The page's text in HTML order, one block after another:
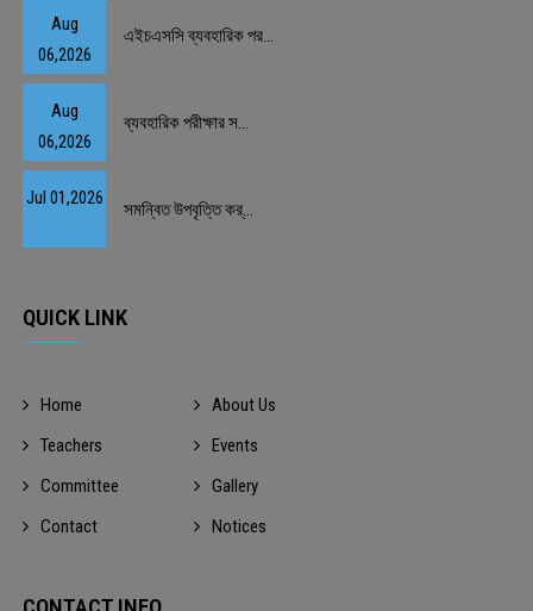
Aug
06,2026
এইচএসসি ব্যবহারিক পর...
Aug
06,2026
ব্যবহারিক পরীক্ষার স...
Jul 01,2026
সমন্বিত উপবৃত্তি কর্...
QUICK LINK
Home
About Us
Teachers
Events
Committee
Gallery
Contact
Notices